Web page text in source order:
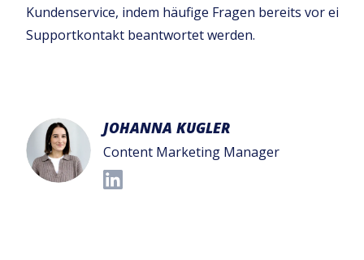
Kundenservice, indem häufige Fragen bereits vor
Supportkontakt beantwortet werden.
JOHANNA KUGLER
Content Marketing Manager